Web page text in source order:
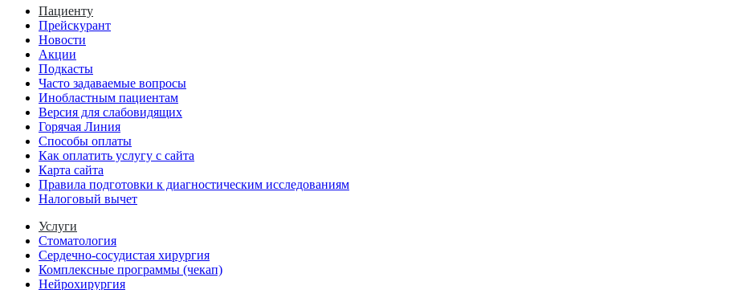
Пациенту
Прейскурант
Новости
Акции
Подкасты
Часто задаваемые вопросы
Инобластным пациентам
Версия для слабовидящих
Горячая Линия
Способы оплаты
Как оплатить услугу с сайта
Карта сайта
Правила подготовки к диагностическим исследованиям
Налоговый вычет
Услуги
Стоматология
Сердечно-сосудистая хирургия
Комплексные программы (чекап)
Нейрохирургия